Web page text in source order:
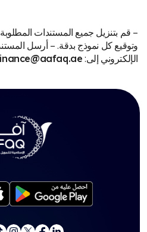
– قم بتنزيل جميع المستندات
وتوقيع كل نموذج بدقة. – أرسل
الإلكتروني إلى: